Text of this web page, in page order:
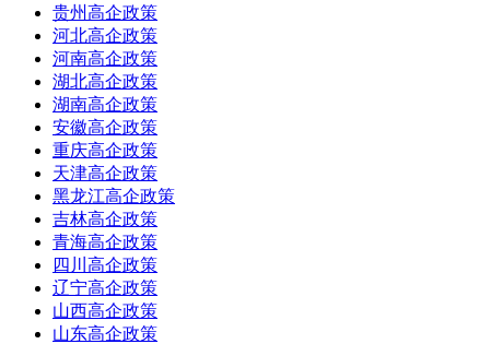
贵州高企政策
河北高企政策
河南高企政策
湖北高企政策
湖南高企政策
安徽高企政策
重庆高企政策
天津高企政策
黑龙江高企政策
吉林高企政策
青海高企政策
四川高企政策
辽宁高企政策
山西高企政策
山东高企政策